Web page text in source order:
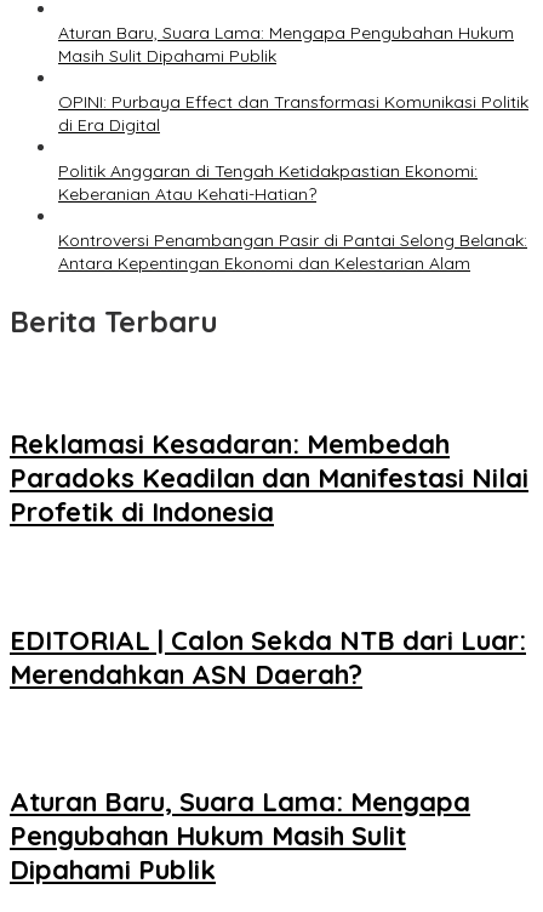
Aturan Baru, Suara Lama: Mengapa Pengubahan Hukum
Masih Sulit Dipahami Publik
OPINI: Purbaya Effect dan Transformasi Komunikasi Politik
di Era Digital
Politik Anggaran di Tengah Ketidakpastian Ekonomi:
Keberanian Atau Kehati-Hatian?
Kontroversi Penambangan Pasir di Pantai Selong Belanak:
Antara Kepentingan Ekonomi dan Kelestarian Alam
Berita Terbaru
Reklamasi Kesadaran: Membedah
Paradoks Keadilan dan Manifestasi Nilai
Profetik di Indonesia
EDITORIAL | Calon Sekda NTB dari Luar:
Merendahkan ASN Daerah?
Aturan Baru, Suara Lama: Mengapa
Pengubahan Hukum Masih Sulit
Dipahami Publik